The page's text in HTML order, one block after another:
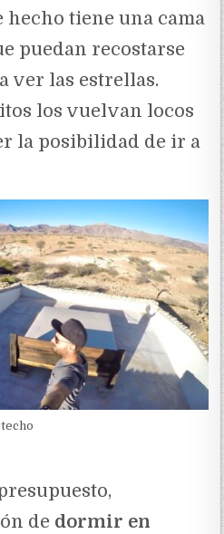
hecho tiene una cama
puedan recostarse
ver las estrellas.
los vuelvan locos
la posibilidad de ir a
de dormir en